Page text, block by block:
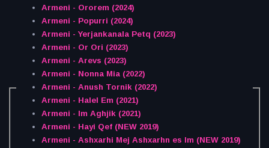
Armeni - Ororem (2024)
Armeni - Popurri (2024)
Armeni - Yerjankanala Petq (2023)
Armeni - Or Ori (2023)
Armeni - Arevs (2023)
Armeni - Nonna Mia (2022)
Armeni - Anush Tornik (2022)
Armeni - Halel Em (2021)
Armeni - Im Aghjik (2021)
Armeni - Hayi Qef (NEW 2019)
Armeni - Ashxarhi Mej Ashxarhn es Im (NEW 2019)